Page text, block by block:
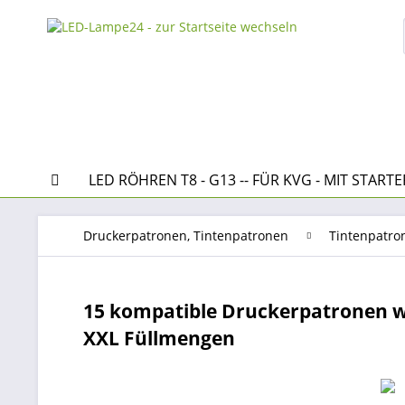
LED RÖHREN T8 - G13 -- FÜR KVG - MIT
Druckerpatronen, Tintenpatronen
15 kompatible Druckerpatronen
XXL Füllmengen